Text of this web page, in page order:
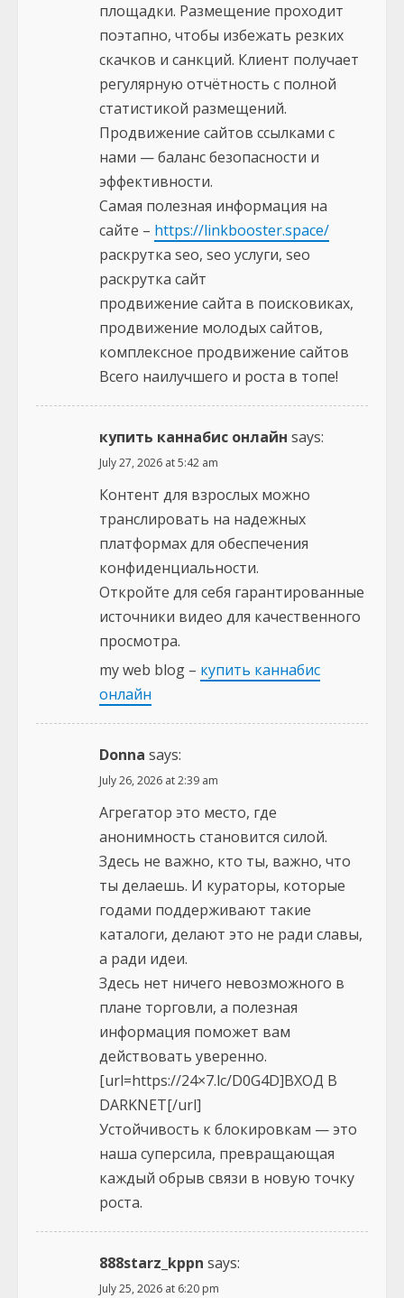
площадки. Размещение проходит
поэтапно, чтобы избежать резких
скачков и санкций. Клиент получает
регулярную отчётность с полной
статистикой размещений.
Продвижение сайтов ссылками с
нами — баланс безопасности и
эффективности.
Самая полезная информация на
сайте – https://linkbooster.space/
раскрутка seo, seo услуги, seo
раскрутка сайт
продвижение сайта в поисковиках,
продвижение молодых сайтов,
комплексное продвижение сайтов
Всего наилучшего и роста в топе!
купить каннабис онлайн says:
July 27, 2026 at 5:42 am
Контент для взрослых можно
транслировать на надежных
платформах для обеспечения
конфиденциальности.
Откройте для себя гарантированные
источники видео для качественного
просмотра.
my web blog – купить каннабис
онлайн
Donna says:
July 26, 2026 at 2:39 am
Агрегатор это место, где
анонимность становится силой.
Здесь не важно, кто ты, важно, что
ты делаешь. И кураторы, которые
годами поддерживают такие
каталоги, делают это не ради славы,
а ради идеи.
Здесь нет ничего невозможного в
плане торговли, а полезная
информация поможет вам
действовать уверенно.
[url=https://24×7.lc/D0G4D]ВХОД В
DARKNET[/url]
Устойчивость к блокировкам — это
наша суперсила, превращающая
каждый обрыв связи в новую точку
роста.
888starz_kppn says:
July 25, 2026 at 6:20 pm